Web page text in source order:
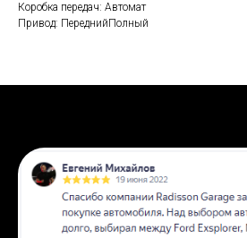
Коробка передач: Автомат
Привод: ПереднийПолный